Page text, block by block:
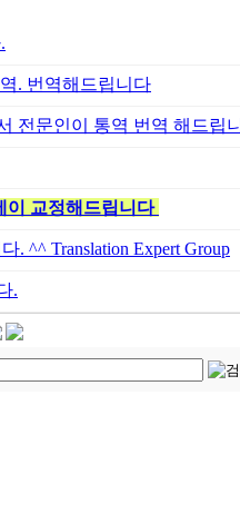
. 번역해드립니다
전문인이 통역 번역 해드립니
이 교정해드립니다
. ^^ Translation Expert Group
.